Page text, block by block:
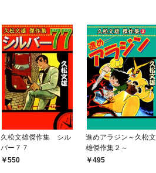
久松文雄傑作集 シル
バー７７
550
進めアラジン～久松文
雄傑作集２～
495